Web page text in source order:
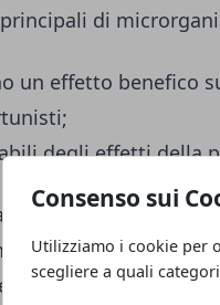
Consenso sui
Utilizziamo i cookie per
scegliere a quali
di
un effetto benefico
degli effetti della
vitale a
inizieranno a
le materie organiche